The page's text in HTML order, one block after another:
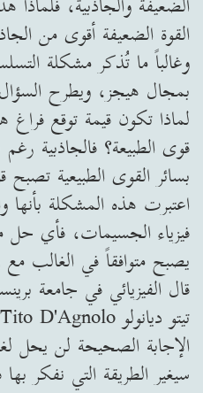
القوة الضعيفة أقوى من
وغالباً ما تُذكر مشكلة
بمجال هيجز، ويطرح
لماذا تكون قيمة توقع
قوى الطبيعة؟ فالجاذبية
بسائر القوى الطبيعية تصبح
اعتبرت هذه المشكلة
فيزياء الجسيمات، فأي حل
يصبح متوافقاً في الغالب
الإجابة الصحيحة لن يحل
سيغير الطريقة التي نفكر